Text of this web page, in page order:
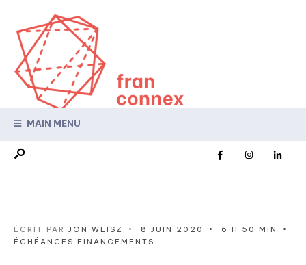
MAIN MENU
ÉCRIT PAR JON WEISZ • 8 JUIN 2020 • 6 H 50 MIN
•
ÉCHÉANCES FINANCEMENTS